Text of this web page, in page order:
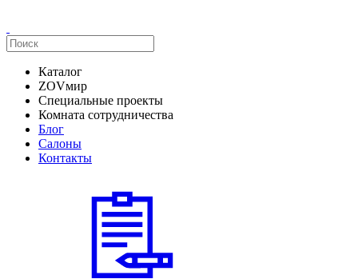
Каталог
ZOVмир
Специальные проекты
Комната сотрудничества
Блог
Салоны
Контакты